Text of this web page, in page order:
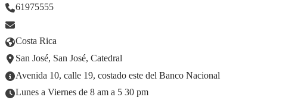
61975555
Costa Rica
San José, San José, Catedral
Avenida 10, calle 19, costado este del Banco Nacional
Lunes a Viernes de 8 am a 5 30 pm